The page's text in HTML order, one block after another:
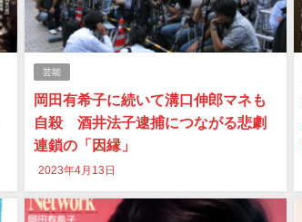
芸能
岡田有希子に続いて溝口伸郎マネも
自殺 酒井法子逮捕につながる悲劇
連鎖の「因縁」
2023年4月13日